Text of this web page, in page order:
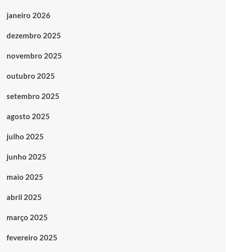
janeiro 2026
dezembro 2025
novembro 2025
outubro 2025
setembro 2025
agosto 2025
julho 2025
junho 2025
maio 2025
abril 2025
março 2025
fevereiro 2025